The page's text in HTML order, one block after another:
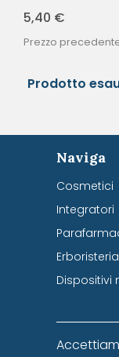
5,40 €
Prezzo
Prodotto
Naviga
Cosmetici
Integratori
Erboristeria
Dispositivi